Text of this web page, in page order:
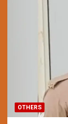
OTHERS